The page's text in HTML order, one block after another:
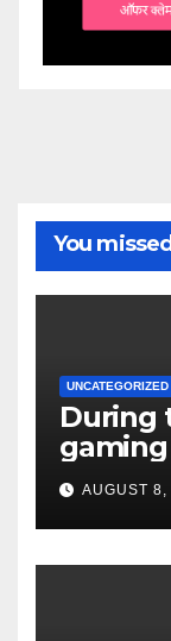
You missed
UNCATEGORIZED
During
$14AUGUST 8,